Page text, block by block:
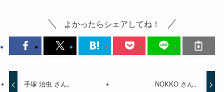
よかったらシェアしてね！
手塚 治虫 さん。 NOKKO さん。